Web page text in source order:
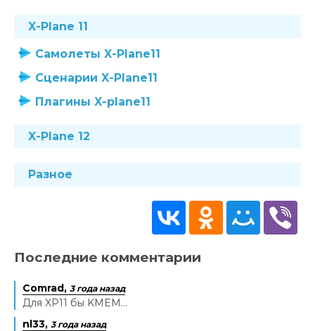
X-Plane 11
Самолеты X-Plane11
Сценарии X-Plane11
Плагины X-plane11
X-Plane 12
Разное
Последние комментарии
Comrad, 3 года назад
Для XP11 бы KMEM...
nl33, 3 года назад